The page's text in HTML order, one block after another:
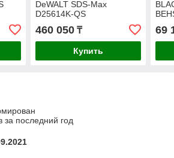
DeWALT SDS-Max
D25614K-QS
460 050₸
Купить
69
за последний год